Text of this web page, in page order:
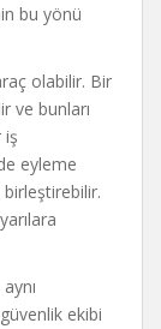
bu yönü
olabilir. Bir
ve bunları
iş
eyleme
birleştirebilir.
ekibi